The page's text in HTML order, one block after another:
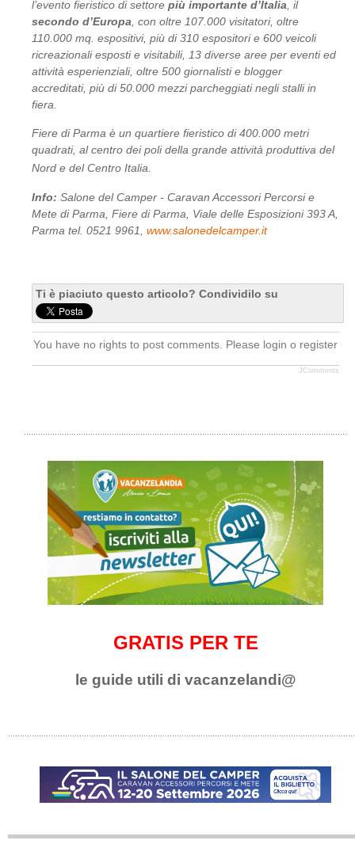
l’evento fieristico di settore più importante d’Italia , il
secondo d’Europa , con oltre 107.000 visitatori, oltre
110.000 mq. espositivi, più di 310 espositori e 600 veicoli
ricreazionali esposti e visitabili, 13 diverse aree per eventi ed
attività esperienziali, oltre 500 giornalisti e blogger
accreditati, più di 50.000 mezzi parcheggiati negli stalli in
fiera.
Fiere di Parma è un quartiere fieristico di 400.000 metri
quadrati, al centro dei poli della grande attività produttiva del
Nord e del Centro Italia.
Info: Salone del Camper - Caravan Accessori Percorsi e
Mete di Parma, Fiere di Parma, Viale delle Esposizioni 393 A,
Parma tel. 0521 9961, www.salonedelcamper.it
Ti è piaciuto questo articolo? Condividilo su
You have no rights to post comments. Please login o register
JComments
GRATIS PER TE
le guide utili di vacanzelandi@